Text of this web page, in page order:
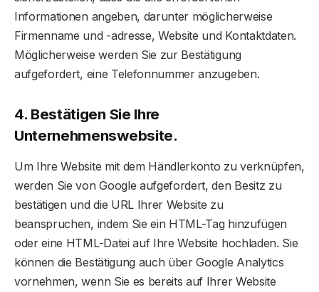
Informationen angeben, darunter möglicherweise
Firmenname und -adresse, Website und Kontaktdaten.
Möglicherweise werden Sie zur Bestätigung
aufgefordert, eine Telefonnummer anzugeben.
4. Bestätigen Sie Ihre
Unternehmenswebsite.
Um Ihre Website mit dem Händlerkonto zu verknüpfen,
werden Sie von Google aufgefordert, den Besitz zu
bestätigen und die URL Ihrer Website zu
beanspruchen, indem Sie ein HTML-Tag hinzufügen
oder eine HTML-Datei auf Ihre Website hochladen. Sie
können die Bestätigung auch über Google Analytics
vornehmen, wenn Sie es bereits auf Ihrer Website